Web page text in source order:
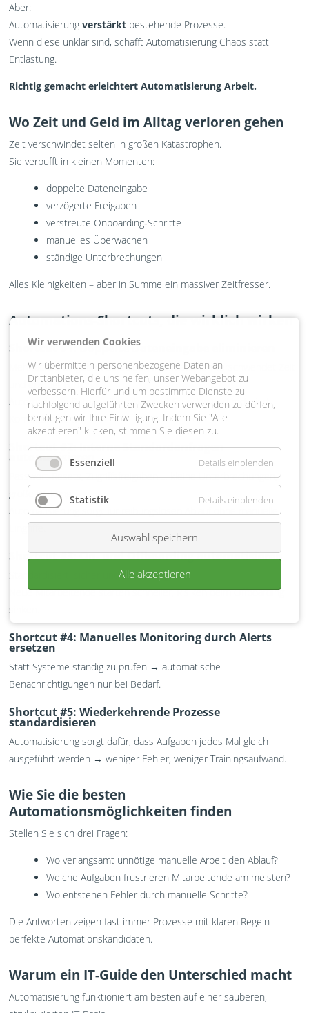
Aber:
Automatisierungverstärkt bestehende Prozesse.
Wenn diese unklar sind, schafft Automatisierung Chaos statt
Entlastung.
Richtig gemacht erleichtert Automatisierung Arbeit.
Wo Zeit und Geld im Alltag verloren gehen
Zeit verschwindet selten in großen Katastrophen.
Sie verpufft in kleinen Momenten:
doppelte Dateneingabe
verzögerte Freigaben
verstreute Onboarding‑Schritte
manuelles Überwachen
ständige Unterbrechungen
Alles Kleinigkeiten – aber in Summe ein massiver Zeitfresser.
Automations-Shortcuts, die wirklich wirken
Shortcut #1: Doppelte Dateneingabe eliminieren
Mehrfaches Eingeben derselben Informationen verschwendet Zeit
und erzeugt Fehler.
Automatische Datenweitergabe spart Stunden und reduziert
Korrekturarbeit.
Shortcut #2: Interne Standardanfragen
automatisieren
Passwort‑Resets, Zugriffsfreigaben … kleine Unterbrechungen,
große Wirkung.
Automatisierung sorgt für reibungslosen Ablauf ohne manuelle
Eingriffe.
Shortcut #3: On‑ und Offboarding automatisieren
Standardisiert, sicher und zuverlässig:
Neue Mitarbeitende starten schneller, Risiken beim Offboarding
sinken.
Shortcut #4: Manuelles Monitoring durch Alerts
ersetzen
Statt Systeme ständig zu prüfen → automatische
Benachrichtigungen nur bei Bedarf.
Shortcut #5: Wiederkehrende Prozesse
standardisieren
Automatisierung sorgt dafür, dass Aufgaben jedes Mal gleich
ausgeführt werden → weniger Fehler, weniger Trainingsaufwand.
Wie Sie die besten
Automationsmöglichkeiten finden
Stellen Sie sich drei Fragen:
Wo verlangsamt unnötige manuelle Arbeit den Ablauf?
Welche Aufgaben frustrieren Mitarbeitende am meisten?
Wo entstehen Fehler durch manuelle Schritte?
Die Antworten zeigen fast immer Prozesse mit klaren Regeln –
perfekte Automationskandidaten.
Warum ein IT-Guide den Unterschied macht
Automatisierung funktioniert am besten auf einer sauberen,
Wir verwenden Cookies
Wir übermitteln personenbezogene Daten an
Drittanbieter, die uns helfen, unser Webangebot zu
verbessern. Hierfür und um bestimmte Dienste zu
nachfolgend aufgeführten Zwecken verwenden zu dürfen,
benötigen wir Ihre Einwilligung. Indem Sie "Alle
akzeptieren" klicken, stimmen Sie diesen zu.
Essenziell Details einblenden
Statistik Details einblenden
Auswahl speichern
Alle akzeptieren